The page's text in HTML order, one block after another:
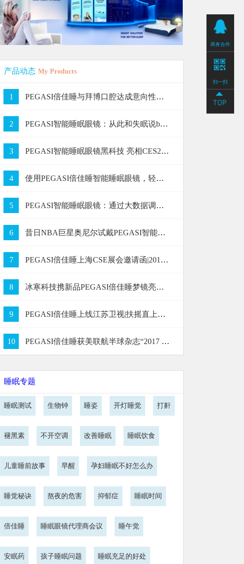
产品动态 My Products
1 PEGASI倍佳睡与拜博口腔达成意向性战略合作 加速品牌升
2 PEGASI智能睡眠眼镜：从此和失眠说bye bye!
3 PEGASI智能睡眠眼镜黑科技 亮相CES2017展
4 使用PEGASI倍佳睡智能睡眠眼镜，轻松获取一夜好眠
5 PEGASI智能睡眠眼镜：通过大数据调节睡眠的黑科
6 昔日NBA巨星奥尼尔试戴PEGASI智能睡眠眼镜
7 PEGASI倍佳睡上海CSE展会邀请函|2019年6月11-13日
8 冰寒科技携新品PEGASI倍佳睡梦镜亮相高交会
9 PEGASI倍佳睡上线江苏卫视|扶摇直上，美梦成真
10 PEGASI倍佳睡获美联航半球杂志“2017 CES消费电子展十佳产
睡眠专题
睡眠测试 生物钟 睡姿 开灯睡觉 打鼾
褪黑素 不开空调 改善睡眠 睡眠饮食
儿童睡前故事 早醒 孕妇睡眠不好怎么办
睡觉秘诀 熬夜的危害 抑郁症 睡眠时间
倍佳睡 睡眠眼镜代理商会议 睡午觉
安眠药 孩子睡眠问题 睡眠充足的好处
商务合作
扫一扫